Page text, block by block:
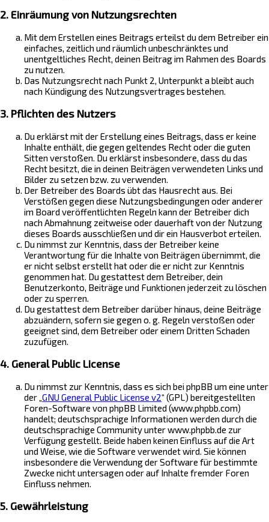
2. Einräumung von Nutzungsrechten
Mit dem Erstellen eines Beitrags erteilst du dem Betreiber ein
einfaches, zeitlich und räumlich unbeschränktes und
unentgeltliches Recht, deinen Beitrag im Rahmen des Boards
zu nutzen.
Das Nutzungsrecht nach Punkt 2, Unterpunkt a bleibt auch
nach Kündigung des Nutzungsvertrages bestehen.
3. Pflichten des Nutzers
Du erklärst mit der Erstellung eines Beitrags, dass er keine
Inhalte enthält, die gegen geltendes Recht oder die guten
Sitten verstoßen. Du erklärst insbesondere, dass du das
Recht besitzt, die in deinen Beiträgen verwendeten Links und
Bilder zu setzen bzw. zu verwenden.
Der Betreiber des Boards übt das Hausrecht aus. Bei
Verstößen gegen diese Nutzungsbedingungen oder anderer
im Board veröffentlichten Regeln kann der Betreiber dich
nach Abmahnung zeitweise oder dauerhaft von der Nutzung
dieses Boards ausschließen und dir ein Hausverbot erteilen.
Du nimmst zur Kenntnis, dass der Betreiber keine
Verantwortung für die Inhalte von Beiträgen übernimmt, die
er nicht selbst erstellt hat oder die er nicht zur Kenntnis
genommen hat. Du gestattest dem Betreiber, dein
Benutzerkonto, Beiträge und Funktionen jederzeit zu löschen
oder zu sperren.
Du gestattest dem Betreiber darüber hinaus, deine Beiträge
abzuändern, sofern sie gegen o. g. Regeln verstoßen oder
geeignet sind, dem Betreiber oder einem Dritten Schaden
zuzufügen.
4. General Public License
Du nimmst zur Kenntnis, dass es sich bei phpBB um eine unter
der „GNU General Public License v2“ (GPL) bereitgestellten
Foren-Software von phpBB Limited (www.phpbb.com)
handelt; deutschsprachige Informationen werden durch die
deutschsprachige Community unter www.phpbb.de zur
Verfügung gestellt. Beide haben keinen Einfluss auf die Art
und Weise, wie die Software verwendet wird. Sie können
insbesondere die Verwendung der Software für bestimmte
Zwecke nicht untersagen oder auf Inhalte fremder Foren
Einfluss nehmen.
5. Gewährleistung